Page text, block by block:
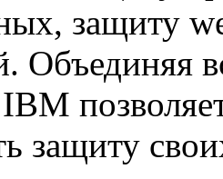
защиту
Объединяя
защиту